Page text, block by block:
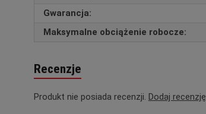
Gwarancja:
Maksymalne obciążenie robocze:
Recenzje
Produkt nie posiada recenzji. Dodaj recenzję